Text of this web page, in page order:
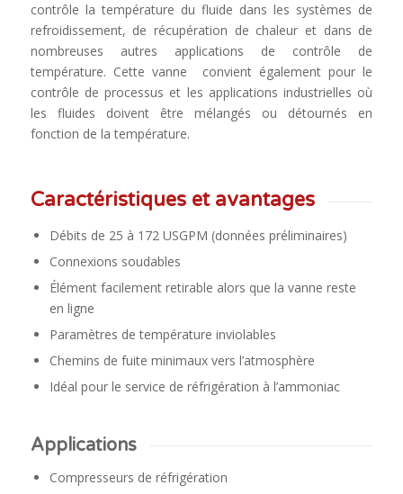
contrôle la température du fluide dans les systèmes de
refroidissement, de récupération de chaleur et dans de
nombreuses autres applications de contrôle de
température. Cette vanne convient également pour le
contrôle de processus et les applications industrielles où
les fluides doivent être mélangés ou détournés en
fonction de la température.
Caractéristiques et avantages
Débits de 25 à 172 USGPM (données préliminaires)
Connexions soudables
Élément facilement retirable alors que la vanne reste
en ligne
Paramètres de température inviolables
Chemins de fuite minimaux vers l’atmosphère
Idéal pour le service de réfrigération à l’ammoniac
Applications
Compresseurs de réfrigération